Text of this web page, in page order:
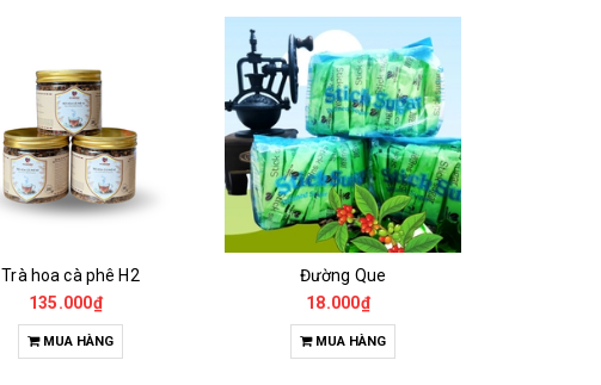
Trà hoa cà phê H2
135.000₫
MUA HÀNG
Đường Que
18.000₫
MUA HÀNG